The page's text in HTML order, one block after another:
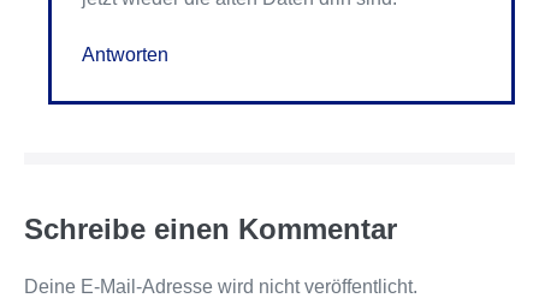
Antworten
Schreibe einen Kommentar
Deine E-Mail-Adresse wird nicht veröffentlicht.